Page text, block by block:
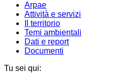
Arpae
Attività e servizi
Il territorio
Temi ambientali
Dati e report
Documenti
Tu sei qui: